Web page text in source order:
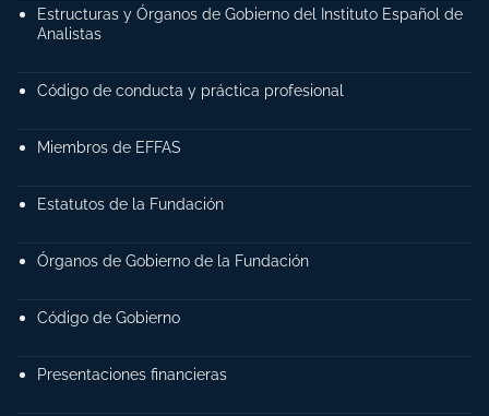
Estructuras y Órganos de Gobierno del Instituto Español de
Analistas
Código de conducta y práctica profesional
Miembros de EFFAS
Estatutos de la Fundación
Órganos de Gobierno de la Fundación
Código de Gobierno
Presentaciones financieras